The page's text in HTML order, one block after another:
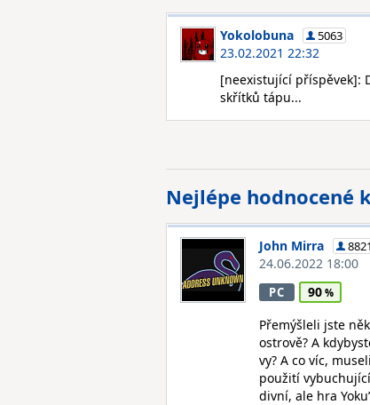
Yokolobuna 5063
23.02.2021 22:32
[neexistující příspěvek]:
skřítků tápu...
Nejlépe hodnocené
John Mirra 8821
24.06.2022 18:00
PC
90
Přemýšleli jste
ostrově? A
vy? A co víc,
použití
divní, ale hra